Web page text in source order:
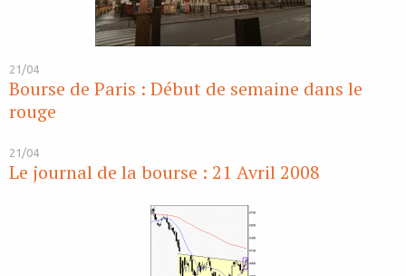
21/04
Bourse de Paris : Début de semaine dans le
rouge
21/04
Le journal de la bourse : 21 Avril 2008